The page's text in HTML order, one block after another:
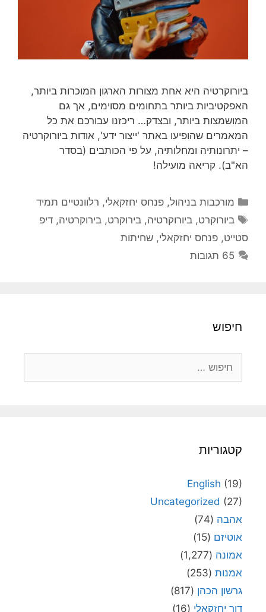
ביורוקרטיה היא אחת מצורות הארגון המוכרות ביותר,
האפקטיביות ביותר בתחומים מסוימים, אך גם
המושמצות ביותר, ובצדק… ריכזנו עבורכם את כל
המאמרים שהופיעו באתר 'ייצור ידע', אודות ביורוקרטיה
– יתרונותיה ומחלותיה, על פי הכותבים (בסדר
הא"ב). קריאה מועילה!
קטגוריות
מורכבות בניהול,פנחס יחזקאלי, רלוונטיים תמיד
תגיות
ביורוקרט,ביורוקרטיה,בירוקרט,בירוקרטיה,דיפ
סטייט, פנחס יחזקאלי, שחיתות
65 תגובות
חיפוש
קטגוריות
English (19)
Uncategorized (27)
אהבה (74)
אוטיזם (15)
אמונה (1,277)
אמנות (253)
גרשון הכהן (817)
דור יחזקאלי (16)